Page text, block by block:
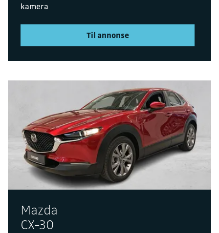
kamera
Til annonse
Mazda
CX-30